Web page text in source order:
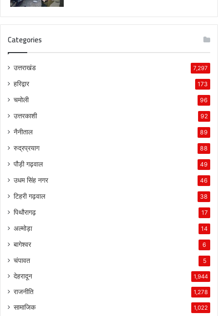
Categories
उत्तराखंड 7,297
हरिद्वार 173
चमोली 96
उत्तरकाशी 92
नैनीताल 89
रुद्रप्रयाग 88
पौड़ी गढ़वाल 49
उधम सिंह नगर 46
टिहरी गढ़वाल 38
पिथौरागढ़ 17
अल्मोड़ा 14
बागेश्वर 6
चंपावत 5
देहरादून 1,944
राजनीति 1,278
सामाजिक 1,022